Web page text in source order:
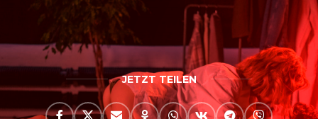
JETZT TEILEN